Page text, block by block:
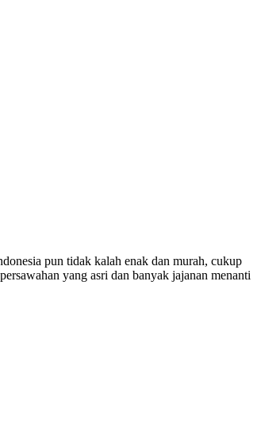
pun tidak kalah enak dan murah, cukup
yang asri dan banyak jajanan menanti